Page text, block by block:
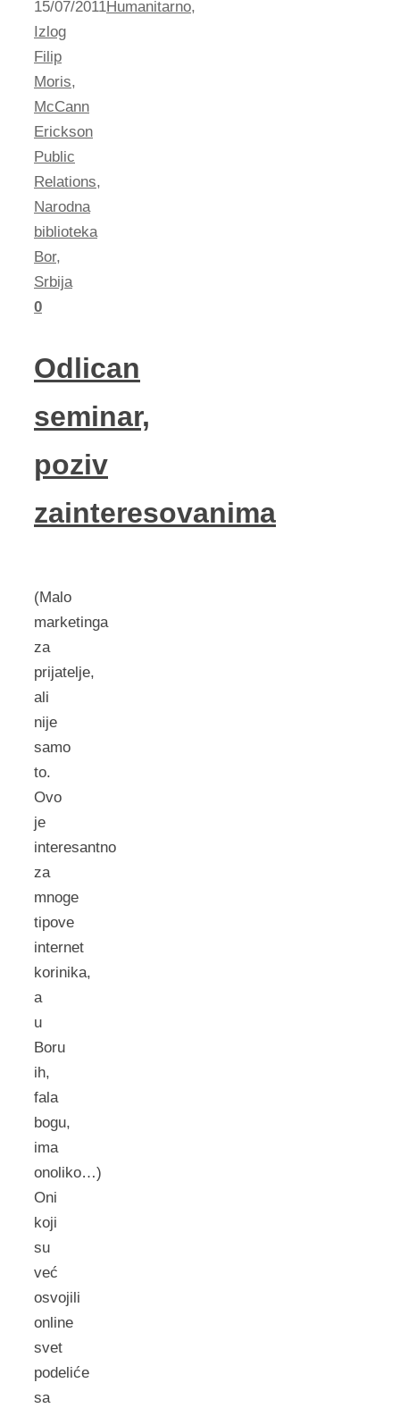
15/07/2011Humanitarno,
Izlog
Filip
Moris,
McCann
Erickson
Public
Relations,
Narodna
biblioteka
Bor,
Srbija
0
Odlican
seminar,
poziv
zainteresovanima
(Malo
marketinga
za
prijatelje,
ali
nije
samo
to.
Ovo
je
interesantno
za
mnoge
tipove
internet
korinika,
a
u
Boru
ih,
fala
bogu,
ima
onoliko…)
Oni
koji
su
već
osvojili
online
svet
podeliće
sa